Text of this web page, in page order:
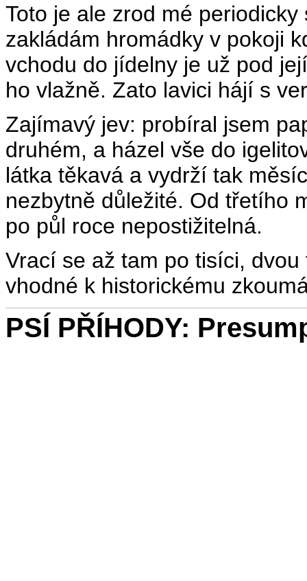
Toto je ale zrod mé
zakládám hromádky v pokoji
vchodu do jídelny je už pod
ho vlažně. Zato lavici hájí s
Zajímavý jev: probíral jsem
druhém, a házel vše do
látka těkavá a vydrží tak
nezbytně důležité. Od třetího
po půl roce nepostižitelná.
Vrací se až tam po tisíci,
vhodné k historickému
PSÍ PŘÍHODY: